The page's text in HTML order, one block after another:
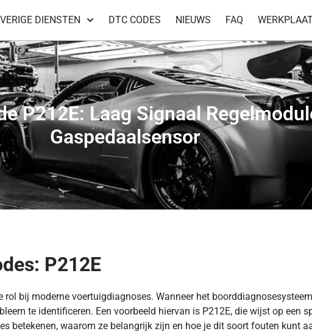
DIENSTEN DTC CODES NIEUWS FAQ
P212E: Laag Signaal
Gaspedaalsensor
P212E
rol bij moderne voertuigdiagnoses. Wanneer het
te identificeren. Een voorbeeld hiervan is P212E, die wijst op een
betekenen, waarom ze belangrijk zijn en hoe je dit soort fouten kunt